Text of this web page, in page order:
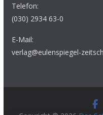
Telefon:
(030) 2934 63-0
E-Mail:
verlag@eulenspiegel-